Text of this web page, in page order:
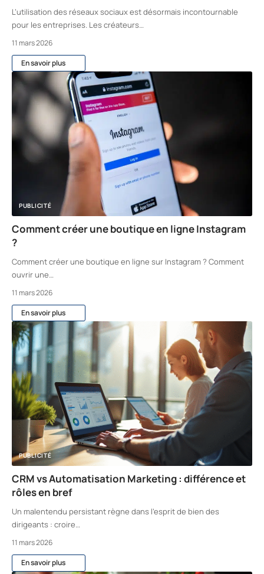
L’utilisation des réseaux sociaux est désormais incontournable
pour les entreprises. Les créateurs…
11 mars 2026
En savoir plus
PUBLICITÉ
Comment créer une boutique en ligne Instagram
?
Comment créer une boutique en ligne sur Instagram ? Comment
ouvrir une…
11 mars 2026
En savoir plus
PUBLICITÉ
CRM vs Automatisation Marketing : différence et
rôles en bref
Un malentendu persistant règne dans l’esprit de bien des
dirigeants : croire…
11 mars 2026
En savoir plus